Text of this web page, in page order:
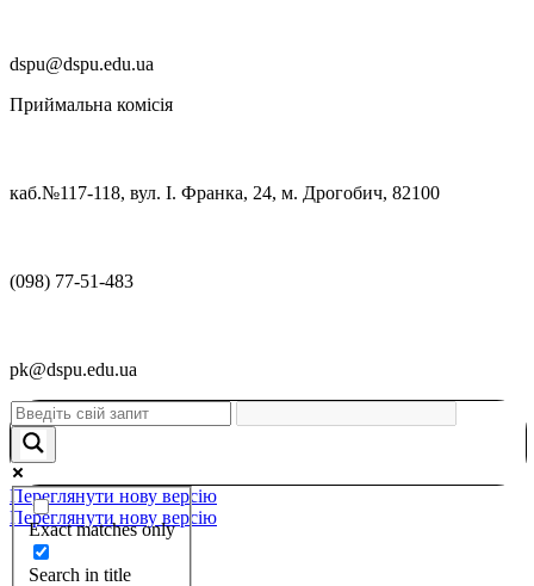
dspu@dspu.edu.ua
Приймальна комісія
каб.№117-118, вул. І. Франка, 24, м. Дрогобич, 82100
(098) 77-51-483
pk@dspu.edu.ua
Exact matches only
Search in title
Переглянути нову версію
Переглянути нову версію